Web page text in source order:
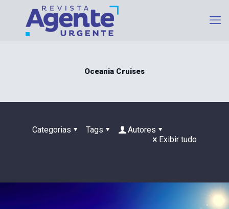
Oceania Cruises
Categorias Tags
Autores
Exibir tudo